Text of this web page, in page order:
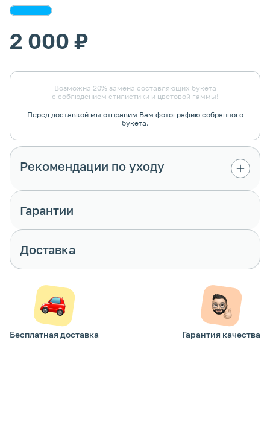
2 000 ₽
Возможна 20% замена составляющих букета
с соблюдением стилистики и цветовой гаммы!
Перед доставкой мы отправим Вам фотографию собранного
букета.
Рекомендации по уходу
Гарантии
Доставка
Бесплатная доставка Гарантия качества